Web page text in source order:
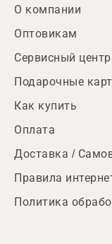
О компании
Оптовикам
Сервисный центр
Подарочные
Как купить
Оплата
Доставка /
Правила
Политика